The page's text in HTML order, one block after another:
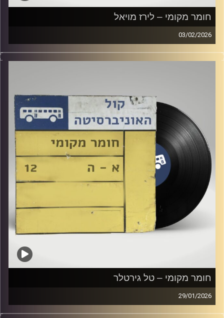
חומר מקומי – לירז מויאל
03/02/2026
שעה של מוזיקה ישראלית עם לירז מויאל
חומר מקומי – טל גירטלר
29/01/2026
שעה של מוזיקה ישראלית עם טל גירטלר